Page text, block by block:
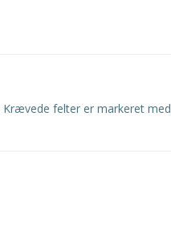
Krævede felter er markeret med